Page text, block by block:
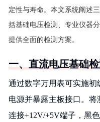
定性与寿命。本文系统阐述
括基础电压检测、专业仪器
提供全面的检测方案。
一、直流电压基础
通过数字万用表可实施
电源并暴露主板接口。
连接+12V/+5V端子，黑